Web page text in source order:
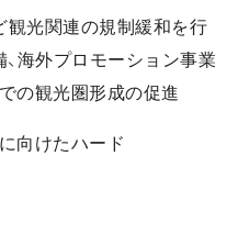
観光関連の規制緩和を行
、海外プロモーション事業
の観光圏形成の促進
向けたハード